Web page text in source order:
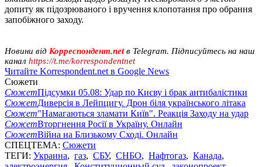
допиту як підозрюваного і вручення клопотання про обрання
запобіжного заходу.
Новини від Корреспондент.netв Telegram. Підписуйтесь на наш
канал https://t.me/korrespondentnet
Читайте Korrespondent.net в Google News
Сюжети
СюжетПідсумки 05.08: Удар по Києву і брак антибалістики
СюжетДиверсія в Лейпцигу. Дрон біля українського літака
Сюжет"Намагаються зламати Київ". Реакція Заходу на удар
СюжетВторгнення Росії в Україну. Онлайн
СюжетВійна на Близькому Сході. Онлайн
СПЕЦТЕМА: Сюжети
ТЕГИ: Украина, газ, СБУ, СНБО, Нафтогаз, Канада,